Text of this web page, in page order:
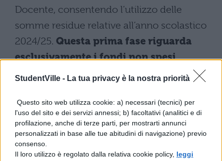
StudentVille - La tua privacy è la nostra priorità
Questo sito web utilizza cookie: a) necessari (tecnici) per
l'uso del sito e dei servizi annessi; b) facoltativi (analitici e di
profilazione, anche di terze parti, per mostrarti annunci
personalizzati in base alle tue abitudini di navigazione) previo
consenso.
Il loro utilizzo è regolato dalla relativa cookie policy, leggi
Docente, consentendo l’utilizzo delle
somme residue relative all’anno scolastico
2024/25. Questa prima fase riguarda
esclusivamente i fondi non spesi
nell’annualità precedente, senza
Le nuove disposizioni operative entreranno
in vigore a partire da gennaio 2026, quando
saranno disponibili voucher specifici per
l’anno scolastico 2025/2026. Questi